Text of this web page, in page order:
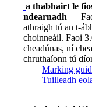
a thabhairt le
ndearnadh —
athraigh tú an t-
choinneáil. Faoi
cheadúnas, ní
chruthaíonn tú
Marking
Tuilleadh